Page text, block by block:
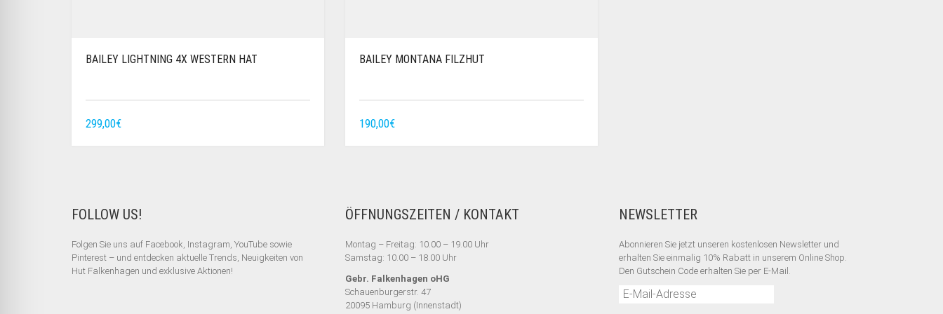
BAILEY LIGHTNING 4X WESTERN HAT
299,00€
BAILEY MONTANA FILZHUT
190,00€
FOLLOW US!
Folgen Sie uns auf Facebook, Instagram, YouTube sowie
Pinterest – und entdecken aktuelle Trends, Neuigkeiten von
Hut Falkenhagen und exklusive Aktionen!
ÖFFNUNGSZEITEN / KONTAKT
Montag – Freitag: 10.00 – 19.00 Uhr
Samstag: 10.00 – 18.00 Uhr
Gebr. Falkenhagen oHG
Schauenburgerstr. 47
20095 Hamburg (Innenstadt)
NEWSLETTER
Abonnieren Sie jetzt unseren kostenlosen Newsletter und
erhalten Sie einmalig 10% Rabatt in unserem Online Shop.
Den Gutschein Code erhalten Sie per E-Mail.